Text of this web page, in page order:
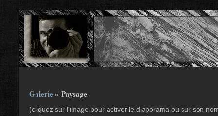
Galerie» Paysage
(cliquez sur l'image pour activer le diaporama ou sur son